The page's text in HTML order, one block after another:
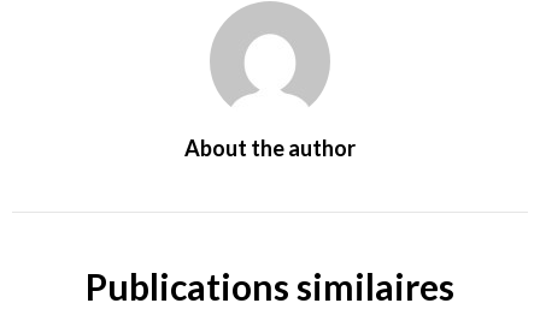
About the author
Publications similaires